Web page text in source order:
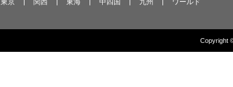
Copyright